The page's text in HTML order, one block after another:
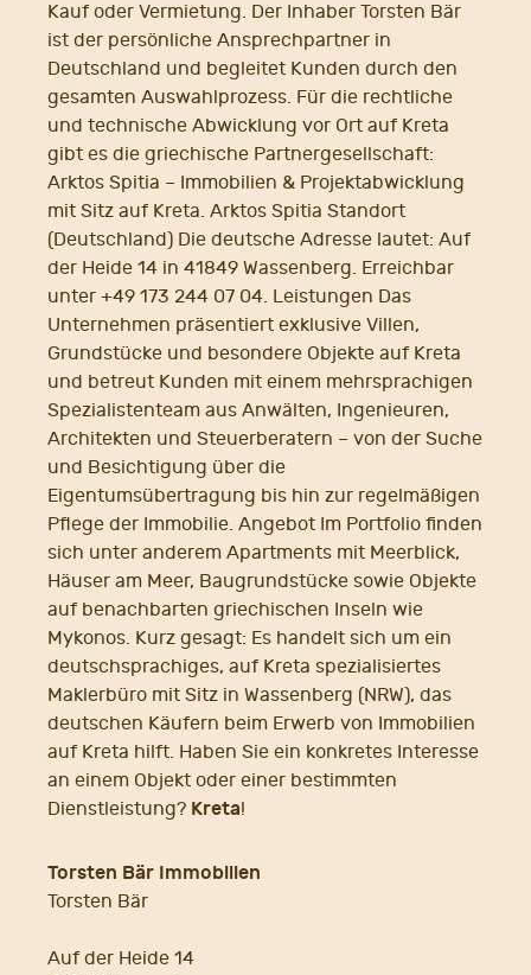
Kauf oder Vermietung. Der Inhaber Torsten Bär
ist der persönliche Ansprechpartner in
Deutschland und begleitet Kunden durch den
gesamten Auswahlprozess. Für die rechtliche
und technische Abwicklung vor Ort auf Kreta
gibt es die griechische Partnergesellschaft:
Arktos Spitia – Immobilien & Projektabwicklung
mit Sitz auf Kreta. Arktos Spitia Standort
(Deutschland) Die deutsche Adresse lautet: Auf
der Heide 14 in 41849 Wassenberg. Erreichbar
unter +49 173 244 07 04. Leistungen Das
Unternehmen präsentiert exklusive Villen,
Grundstücke und besondere Objekte auf Kreta
und betreut Kunden mit einem mehrsprachigen
Spezialistenteam aus Anwälten, Ingenieuren,
Architekten und Steuerberatern – von der Suche
und Besichtigung über die
Eigentumsübertragung bis hin zur regelmäßigen
Pflege der Immobilie. Angebot Im Portfolio finden
sich unter anderem Apartments mit Meerblick,
Häuser am Meer, Baugrundstücke sowie Objekte
auf benachbarten griechischen Inseln wie
Mykonos. Kurz gesagt: Es handelt sich um ein
deutschsprachiges, auf Kreta spezialisiertes
Maklerbüro mit Sitz in Wassenberg (NRW), das
deutschen Käufern beim Erwerb von Immobilien
auf Kreta hilft. Haben Sie ein konkretes Interesse
an einem Objekt oder einer bestimmten
Dienstleistung? Kreta!
Torsten Bär Immobilien
Torsten Bär
Auf der Heide 14